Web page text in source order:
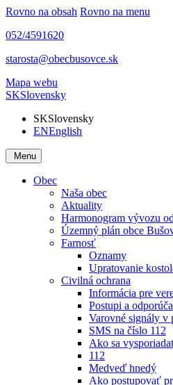
Rovno na obsah Rovno na menu
052/4591620
starosta@obecbusovce.sk
Mapa webu
SKSlovensky
SKSlovensky
ENEnglish
Menu
Obec
Naša obec
Aktuality
Harmonogram vývozu
Územný plán obce
Farnosť
Oznamy
Upratovanie
Civilná ochrana
Informácia pre
Postupi a
Varovné signály v
SMS na číslo 112
Ako sa
112
Medveď hnedý
Ako postupovať